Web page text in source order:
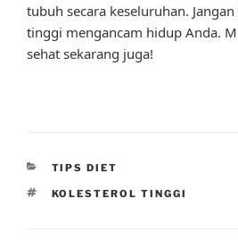
tubuh secara keseluruhan.
tinggi mengancam hidup Anda.
sehat sekarang juga!
CATEGORIES
TIPS DIET
TAGS
KOLESTEROL TINGGI